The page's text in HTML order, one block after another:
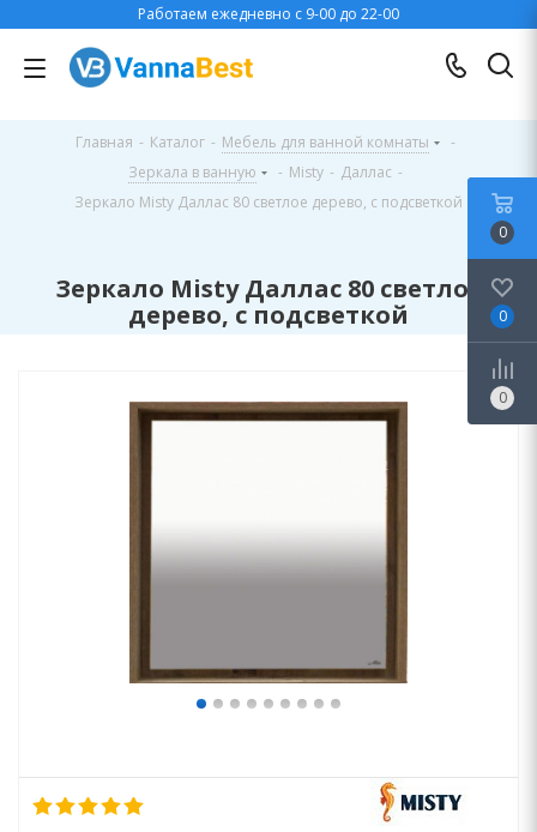
Работаем ежедневно с 9-00 до 22-00
Главная - Каталог - Мебель для ванной комнаты
-
Зеркала в ванную
- Misty - Даллас -
Зеркало Misty Даллас 80 светлое дерево, с подсветкой
Зеркало Misty Даллас 80 светлое
дерево, с подсветкой
0
0
0